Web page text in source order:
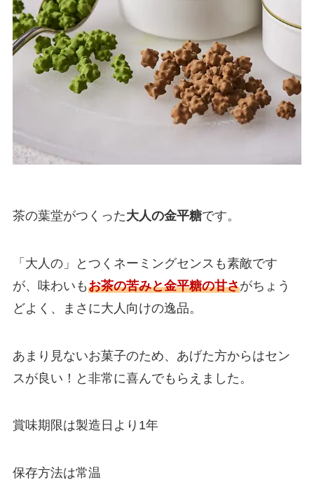
茶の葉堂がつくった大人の金平糖です。
「大人の」とつくネーミングセンスも素敵です
が、味わいもお茶の苦みと金平糖の甘さがちょう
どよく、まさに大人向けの逸品。
あまり見ないお菓子のため、あげた方からはセン
スが良い！と非常に喜んでもらえました。
賞味期限は製造日より1年
保存方法は常温